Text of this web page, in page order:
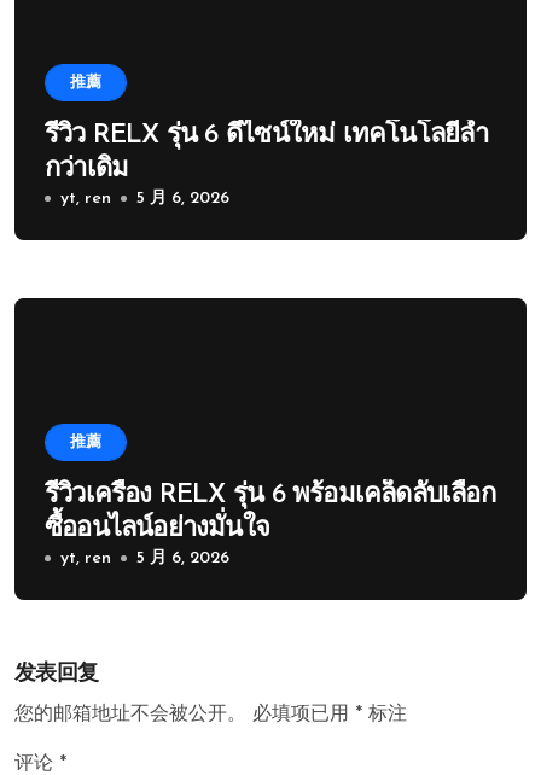
推薦
รีวิว RELX รุ่น 6 ดีไซน์ใหม่ เทคโนโลยีล้ำ
กว่าเดิม
yt, ren 5 月 6, 2026
推薦
รีวิวเครื่อง RELX รุ่น 6 พร้อมเคล็ดลับเลือก
ซื้ออนไลน์อย่างมั่นใจ
yt, ren 5 月 6, 2026
发表回复
您的邮箱地址不会被公开。 必填项已用 * 标注
评论 *